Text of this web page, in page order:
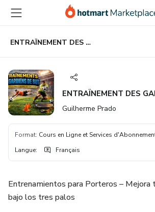
vers
contenu
principal
vers
bas
de
ENTRAÎNEMENT DES GARDIENS DE BUT
ENTRAÎNEMENT DES
Guilherme Prado
Format: Cours en Ligne et Services
Langue: Français
Entrenamientos para Porteros – Mejora
bajo los tres palos